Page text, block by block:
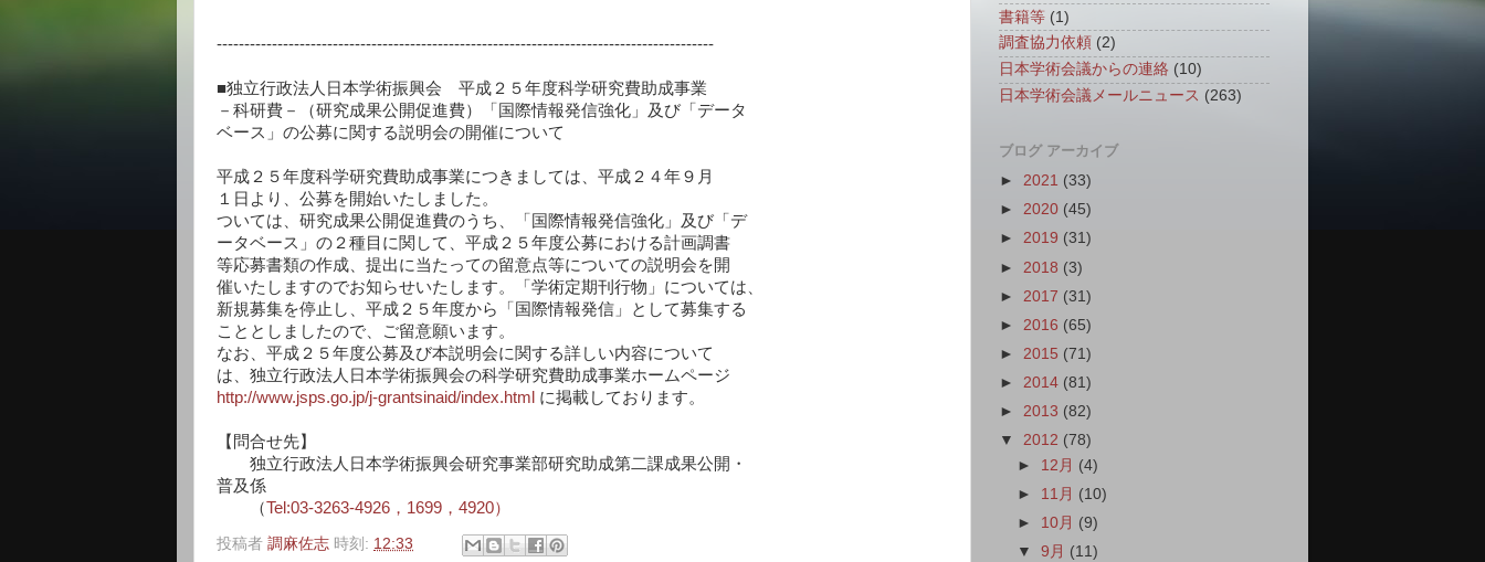
------------------------------------------------------------------------------------------
■独立行政法人日本学術振興会 平成２５年度科学研究費助成事業
－科研費－（研究成果公開促進費）「国際情報発信強化」及び「データ
ベース」の公募に関する説明会の開催について
平成２５年度科学研究費助成事業につきましては、平成２４年９月
１日より、公募を開始いたしました。
ついては、研究成果公開促進費のうち、「国際情報発信強化」及び「デ
ータベース」の２種目に関して、平成２５年度公募における計画調書
等応募書類の作成、提出に当たっての留意点等についての説明会を開
催いたしますのでお知らせいたします。「学術定期刊行物」については、
新規募集を停止し、平成２５年度から「国際情報発信」として募集する
こととしましたので、ご留意願います。
なお、平成２５年度公募及び本説明会に関する詳しい内容について
は、独立行政法人日本学術振興会の科学研究費助成事業ホームページ
http://www.jsps.go.jp/j-grantsinaid/index.html に掲載しております。
【問合せ先】
独立行政法人日本学術振興会研究事業部研究助成第二課成果公開・
普及係
（Tel:03-3263-4926，1699，4920）
投稿者 調麻佐志 時刻: 12:33
書籍等 (1)
調査協力依頼 (2)
日本学術会議からの連絡 (10)
日本学術会議メールニュース (263)
ブログ アーカイブ
► 2021 (33)
► 2020 (45)
► 2019 (31)
► 2018 (3)
► 2017 (31)
► 2016 (65)
► 2015 (71)
► 2014 (81)
► 2013 (82)
▼ 2012 (78)
► 12月 (4)
► 11月 (10)
► 10月 (9)
▼9月 (11)